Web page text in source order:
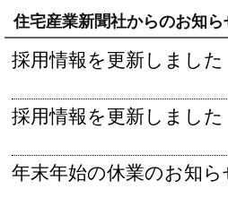
住宅産業新聞社からのお知ら
採用情報を更新しました
採用情報を更新しました
年末年始の休業のお知ら